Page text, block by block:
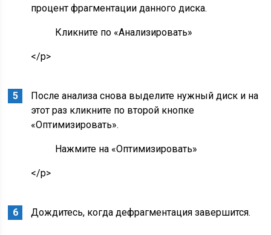
процент фрагментации данного диска.
Кликните по «Анализировать»
</p>
После анализа снова выделите нужный диск и на
этот раз кликните по второй кнопке
«Оптимизировать».
Нажмите на «Оптимизировать»
</p>
Дождитесь, когда дефрагментация завершится.